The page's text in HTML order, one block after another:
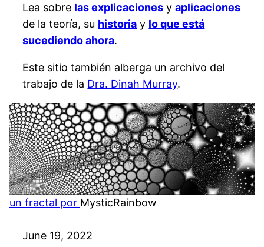
Lea sobre las explicaciones yaplicaciones
de la teoría, su historia y lo que está
sucediendo ahora.
Este sitio también alberga un archivo del
trabajo de la Dra. Dinah Murray.
un fractal por MysticRainbow
June 19, 2022